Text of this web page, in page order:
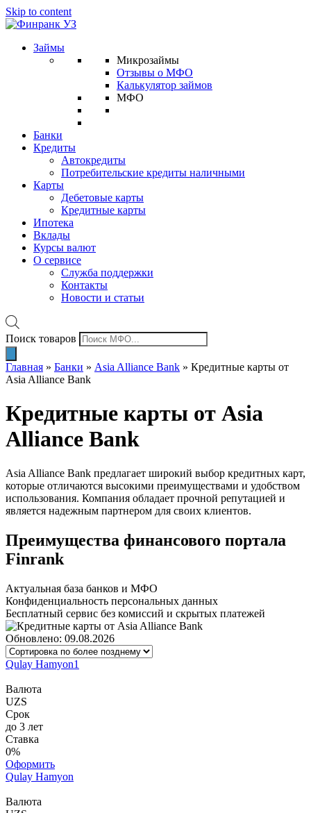
Skip to content
Займы
Микрозаймы
Отзывы о МФО
Калькулятор займов
МФО
Банки
Кредиты
Автокредиты
Потребительские кредиты наличными
Карты
Дебетовые карты
Кредитные карты
Ипотека
Вклады
Курсы валют
О сервисе
Служба поддержки
Контакты
Новости и статьи
Поиск товаров
Главная » Банки » Asia Alliance Bank » Кредитные карты от
Asia Alliance Bank
Кредитные карты от Asia
Alliance Bank
Asia Alliance Bank предлагает широкий выбор кредитных карт,
которые отличаются высокими преимуществами и удобством
использования. Компания обладает прочной репутацией и
является надежным партнером для своих клиентов.
Преимущества финансового портала
Finrank
Актуальная база банков и МФО
Конфиденциальность персональных данных
Бесплатный сервис без комиссий и скрытых платежей
Обновлено: 09.08.2026
Qulay Hamyon1
Валюта
UZS
Срок
до 3 лет
Ставка
0%
Оформить
Qulay Hamyon
Валюта